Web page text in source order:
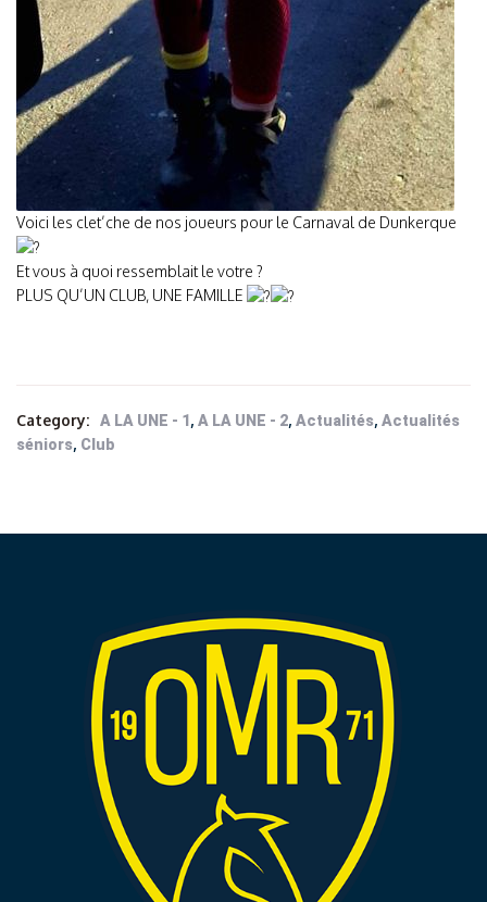
Voici les clet’che de nos joueurs pour le Carnaval de Dunkerque
Et vous à quoi ressemblait le votre ?
PLUS QU’UN CLUB, UNE FAMILLE
Category: A LA UNE - 1 , A LA UNE - 2, Actualités, Actualités
séniors, Club